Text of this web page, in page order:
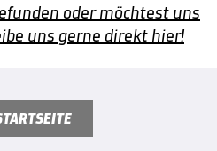
oder möchtest uns
uns gerne direkt hier!